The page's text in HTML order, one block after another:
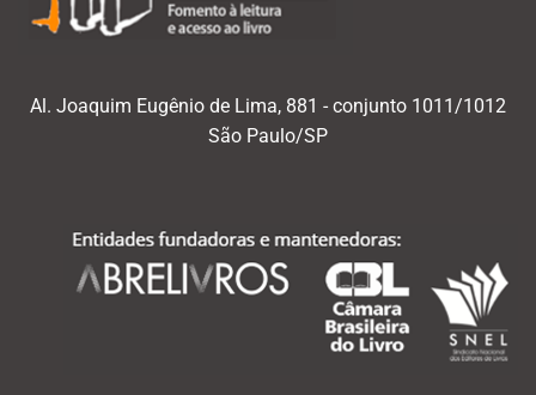
Al. Joaquim Eugênio de Lima, 881 - conjunto 1011/1012
São Paulo/SP